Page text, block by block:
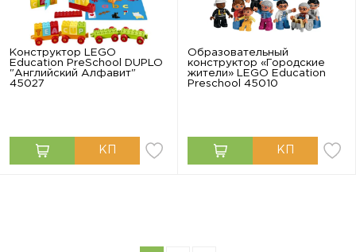
Конструктор LEGO
Education PreSchool DUPLO
"Английский Алфавит"
45027
Образовательный
конструктор «Городские
жители» LEGO Education
Preschool 45010